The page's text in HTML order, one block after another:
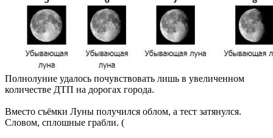
Полнолуние удалось почувствовать лишь в увеличенном
количестве ДТП на дорогах города.
Вместо съёмки Луны получился облом, а тест затянулся.
Словом, сплошные грабли. (